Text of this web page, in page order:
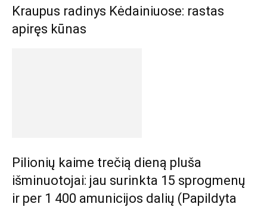
Kraupus radinys Kėdainiuose: rastas
apiręs kūnas
Pilionių kaime trečią dieną pluša
išminuotojai: jau surinkta 15 sprogmenų
ir per 1 400 amunicijos dalių (Papildyta